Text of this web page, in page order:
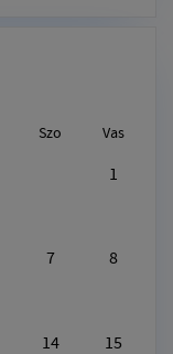
Szo Vas
1
7 8
14 15